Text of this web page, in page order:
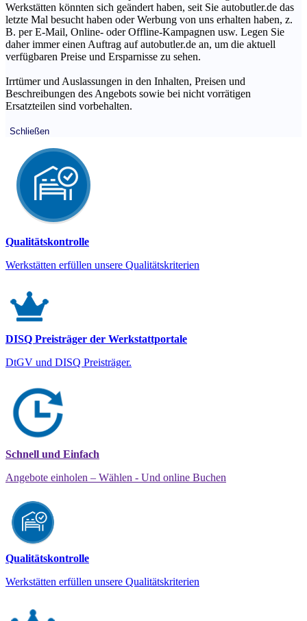
Werkstätten könnten sich geändert haben, seit Sie autobutler.de das
letzte Mal besucht haben oder Werbung von uns erhalten haben, z.
B. per E-Mail, Online- oder Offline-Kampagnen usw. Legen Sie
daher immer einen Auftrag auf autobutler.de an, um die aktuell
verfügbaren Preise und Ersparnisse zu sehen.
Irrtümer und Auslassungen in den Inhalten, Preisen und
Beschreibungen des Angebots sowie bei nicht vorrätigen
Ersatzteilen sind vorbehalten.
Schließen
Qualitätskontrolle
Werkstätten erfüllen unsere Qualitätskriterien
DISQ Preisträger der Werkstattportale
DtGV und DISQ Preisträger.
Schnell und Einfach
Angebote einholen – Wählen - Und online Buchen
Qualitätskontrolle
Werkstätten erfüllen unsere Qualitätskriterien